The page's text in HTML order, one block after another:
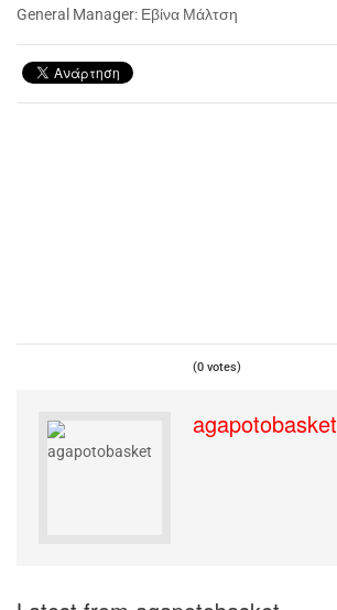
(0 votes)
General Manager: Εβίνα Μάλτση
agapotobasket